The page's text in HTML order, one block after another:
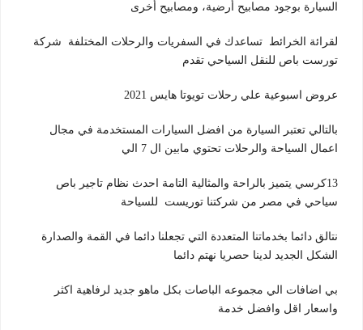
السيارة بوجود مصابيح أرضية، ومصابيح أخرى
لقرائة الخرائط تساعدك في السفريات والرحلات المختلفة شركة
تورست باص للنقل السياحي تقدم
عروض اسبوعية علي رحلات تويوتا هايس 2021
بالتالي تعتبر السيارة من افضل السيارات المستخدمة في مجال
اعمال السياحة والرحلات تحتوي مابين ال 7 الي
13كرسي يتميز بالراحة والمثالية التامة احدث نظام تاجير باص
سياحي في مصر من شركتنا توريست للسياحة
نتالق دائما بخدماتنا المتعددة التي تجعلنا دائما في القمة والصدارة
الشكل الجديد لدينا حصريا نهتم دائما
بي اضافات الي مجموعه الباصات بكل ماهو جديد لرفاهية اكثر
واسعار اقل وافضل خدمة